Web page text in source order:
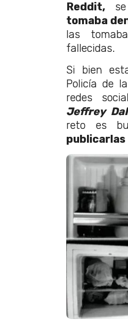
Reddit, se
tomaba
las
fallecidas.
Si bien
Policía de
redes
Jeffrey
reto es
publicarlas